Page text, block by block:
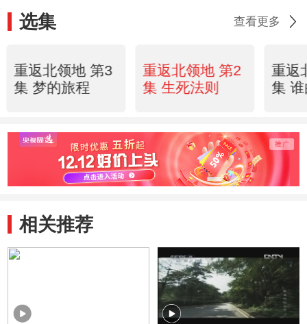
选集 查看更多
重返北领地 第3
集 梦的旅程
重返北领地 第2
集 生死法则
重返
集
相关推荐